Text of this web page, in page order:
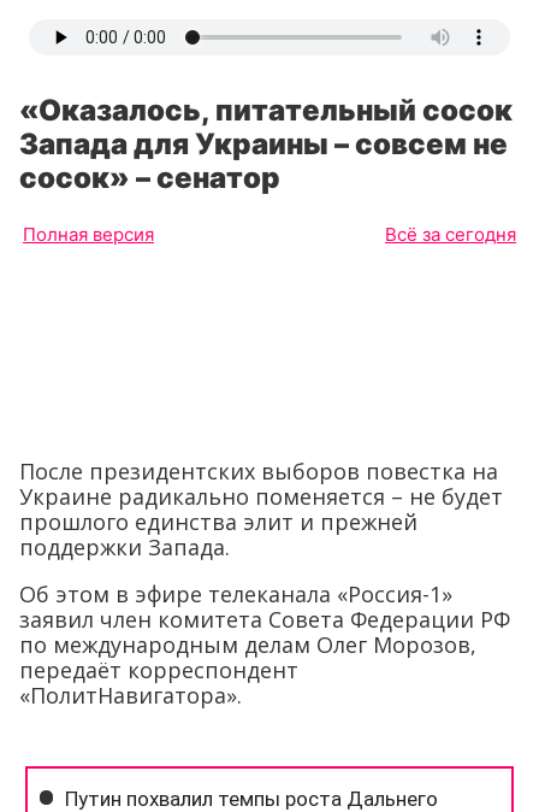
«Оказалось, питательный сосок
Запада для Украины – совсем не
сосок» – сенатор
Полная версия Всё за сегодня
После президентских выборов повестка на
Украине радикально поменяется – не будет
прошлого единства элит и прежней
поддержки Запада.
Об этом в эфире телеканала «Россия-1»
заявил член комитета Совета Федерации РФ
по международным делам Олег Морозов,
передаёт корреспондент
«ПолитНавигатора».